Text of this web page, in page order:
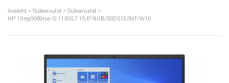
Avaleht > Sülearvutid > Sülearvutid >
HP 15-eg0009nw i5-1135G7 15,6"/8GB/SSD512/INT/W10